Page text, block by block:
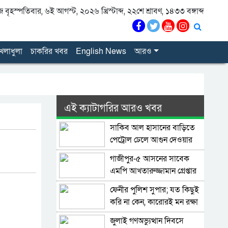
৬ই আগস্ট, ২০২৬ খ্রিস্টাব্দ, ২২শে শ্রাবণ, ১৪৩৩ বঙ্গাব্দ
চাকরির খবর English News আরও
এই ক্যাটাগরির আরও খবর
সাকিব আল হাসানের বাড়িতে
পেট্রোল ঢেলে আগুন দেওয়ার
চেষ্টা, ভাঙচুর
গাজীপুর-৫ আসনের সাবেক
এমপি আখতারুজ্জামান গ্রেপ্তার
ফেনীর পুলিশ সুপার; যত কিছুই
করি না কেন, কারোরই মন রক্ষা
করতে পারি না
জুলাই গণঅভ্যুত্থান দিবসে